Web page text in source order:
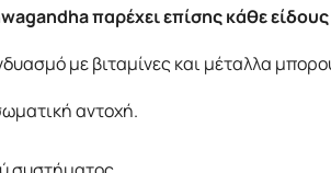
παρέχει επίσης κάθε
με βιταμίνες και μέταλλα
αντοχή.